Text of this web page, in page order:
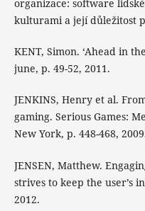
organizace: software
kulturami a její důležitost
KENT, Simon. ‘Ahead in
june, p. 49-52, 2011.
JENKINS, Henry et al.
gaming. Serious Games:
New York, p. 448-468,
JENSEN, Matthew.
strives to keep the user’s
2012.